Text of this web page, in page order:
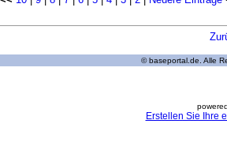
© baseportal.de. Alle
Erstellen Sie Ihre